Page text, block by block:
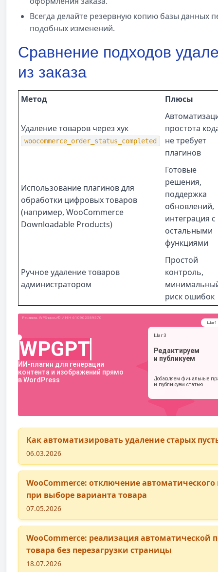
Всегда делайте резервную копию базы данных
подобных изменений.
Сравнение подходов
из заказа
Метод Плюсы
Удаление товаров через хук
woocommerce_order_status_completed
простота
не требует
плагинов
Использование плагинов для
обработки цифровых товаров
(например, WooCommerce
Downloadable Products)
Готовые
решения,
поддержка
обновлений,
интеграция с
остальными
функциями
Ручное удаление товаров
администратором
Простой
контроль,
риск ошибок
Как автоматизировать удаление старых
06.03.2026
WooCommerce: отключение
при выборе варианта товара
07.05.2026
WooCommerce: реализация автоматической
товара без перезагрузки страницы
18.07.2026